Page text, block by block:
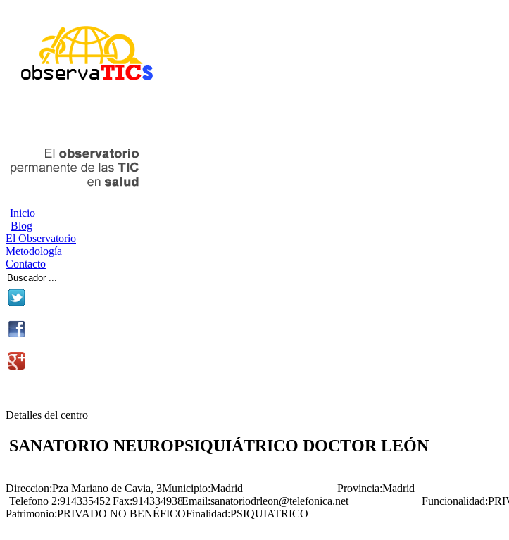
Inicio
Blog
El Observatorio
Metodología
Contacto
Detalles del centro
SANATORIO NEUROPSIQUIÁTRICO DOCTOR LEÓN
Direccion:Pza Mariano de Cavia, 3Municipio:Madrid Provincia:Madrid
Telefono 2:914335452 Fax:914334938Email:sanatoriodrleon@telefonica.net Funcionalidad:
Patrimonio:PRIVADO NO BENÉFICOFinalidad:PSIQUIATRICO